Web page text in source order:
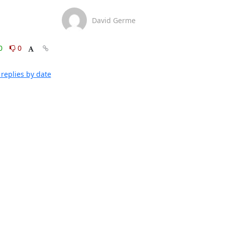
0
by date
David Germe